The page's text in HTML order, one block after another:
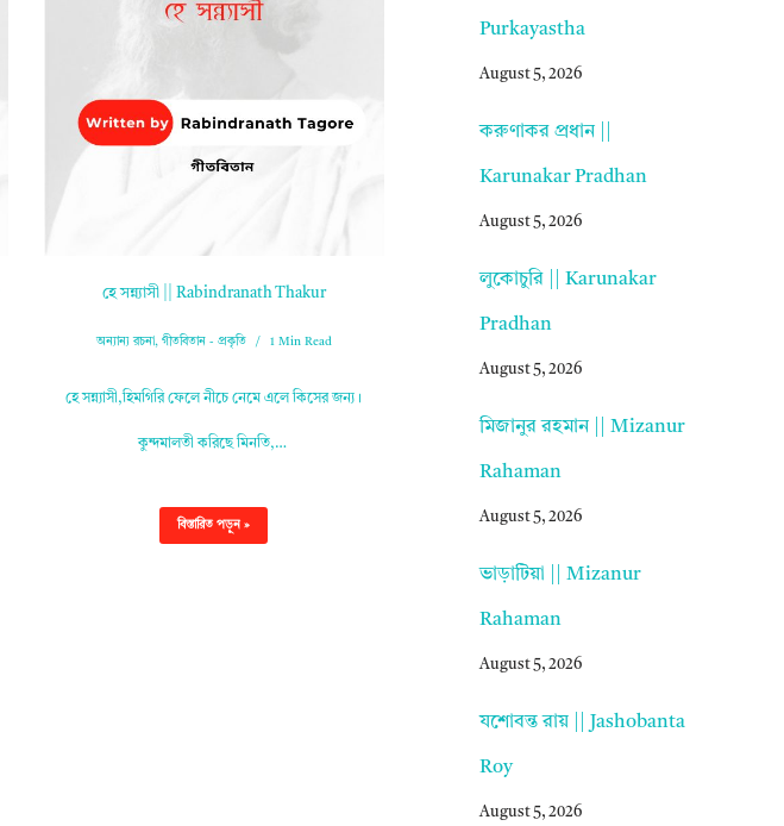
হে সন্ন্যাসী || Rabindranath Thakur
অন্যান্য রচনা, গীতবিতান - প্রকৃতি 1 Min Read
হে সন্ন্যাসী,হিমগিরি ফেলে নীচে নেমে এলে কিসের জন্য।
কুন্দমালতী করিছে মিনতি,…
বিস্তারিত পড়ুন »
Purkayastha
August 5, 2026
করুণাকর প্রধান ||
Karunakar Pradhan
August 5, 2026
লুকোচুরি || Karunakar
Pradhan
August 5, 2026
মিজানুর রহমান || Mizanur
Rahaman
August 5, 2026
ভাড়াটিয়া || Mizanur
Rahaman
August 5, 2026
যশোবন্ত রায় || Jashobanta
Roy
August 5, 2026